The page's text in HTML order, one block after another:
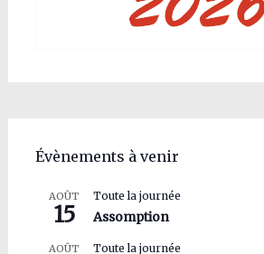
Évènements à venir
AOÛT
15
Toute la journée
Assomption
AOÛT Toute la journée